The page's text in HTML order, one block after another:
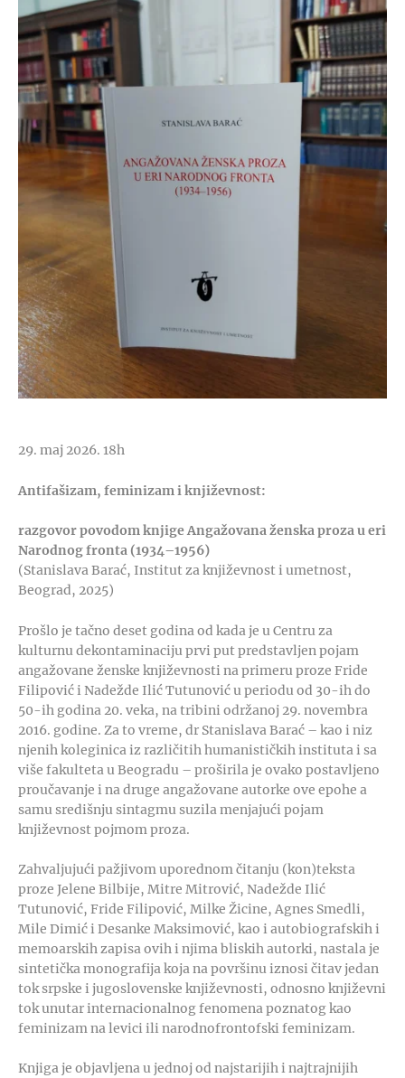
29. maj 2026. 18h
Antifašizam, feminizam i književnost:
razgovor povodom knjige Angažovana ženska proza u eri
Narodnog fronta (1934–1956)
(Stanislava Barać, Institut za književnost i umetnost,
Beograd, 2025)
Prošlo je tačno deset godina od kada je u Centru za
kulturnu dekontaminaciju prvi put predstavljen pojam
angažovane ženske književnosti na primeru proze Fride
Filipović i Nadežde Ilić Tutunović u periodu od 30-ih do
50-ih godina 20. veka, na tribini održanoj 29. novembra
2016. godine. Za to vreme, dr Stanislava Barać – kao i niz
njenih koleginica iz različitih humanističkih instituta i sa
više fakulteta u Beogradu – proširila je ovako postavljeno
proučavanje i na druge angažovane autorke ove epohe a
samu središnju sintagmu suzila menjajući pojam
književnost pojmom proza.
Zahvaljujući pažjivom uporednom čitanju (kon)teksta
proze Jelene Bilbije, Mitre Mitrović, Nadežde Ilić
Tutunović, Fride Filipović, Milke Žicine, Agnes Smedli,
Mile Dimić i Desanke Maksimović, kao i autobiografskih i
memoarskih zapisa ovih i njima bliskih autorki, nastala je
sintetička monografija koja na površinu iznosi čitav jedan
tok srpske i jugoslovenske književnosti, odnosno književni
tok unutar internacionalnog fenomena poznatog kao
feminizam na levici ili narodnofrontofski feminizam.
Knjiga je objavljena u jednoj od najstarijih i najtrajnijih